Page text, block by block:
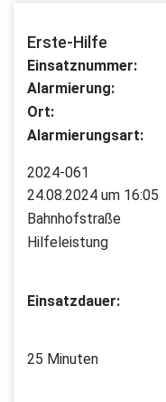
Erste-Hilfe
Einsatznummer:
Alarmierung:
Ort:
Alarmierungsart:
2024-061
24.08.2024 um 16:05
Bahnhofstraße
Hilfeleistung
Einsatzdauer:
25 Minuten